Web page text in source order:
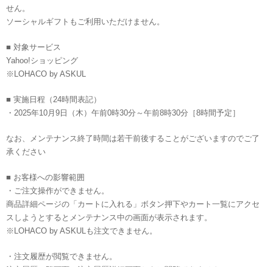
せん。
ソーシャルギフトもご利用いただけません。
■ 対象サービス
Yahoo!ショッピング
※LOHACO by ASKUL
■ 実施日程（24時間表記）
・2025年10月9日（木）午前0時30分～午前8時30分［8時間予定］
なお、メンテナンス終了時間は若干前後することがございますのでご了
承ください
■ お客様への影響範囲
・ご注文操作ができません。
商品詳細ページの「カートに入れる」ボタン押下やカート一覧にアクセ
スしようとするとメンテナンス中の画面が表示されます。
※LOHACO by ASKULも注文できません。
・注文履歴が閲覧できません。